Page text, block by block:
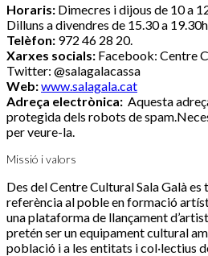
Horaris: Dimecres i dijous de 10 a
Dilluns a divendres de 15.30 a
Telèfon: 972 46 28 20.
Xarxes socials: Facebook: Centre
Twitter: @salagalacassa
Web:www.salagala.cat
Adreça electrònica: Aquesta
protegida dels robots de
per veure-la.
Missió i valors
Des del Centre Cultural Sala Galà
referència al poble en formació
una plataforma de llançament
pretén ser un equipament cultural
població i a les entitats i col·lectius